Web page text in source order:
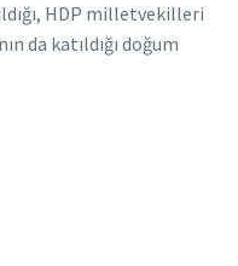
HDP milletvekilleri
da katıldığı doğum